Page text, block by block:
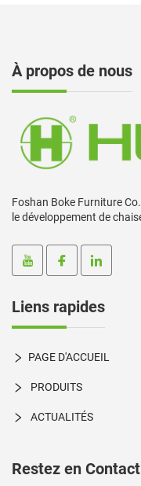
À propos de nous
Foshan Boke Furniture
le développement de
Liens rapides
PAGE D'ACCUEIL
PRODUITS
ACTUALITÉS
Restez en Contact